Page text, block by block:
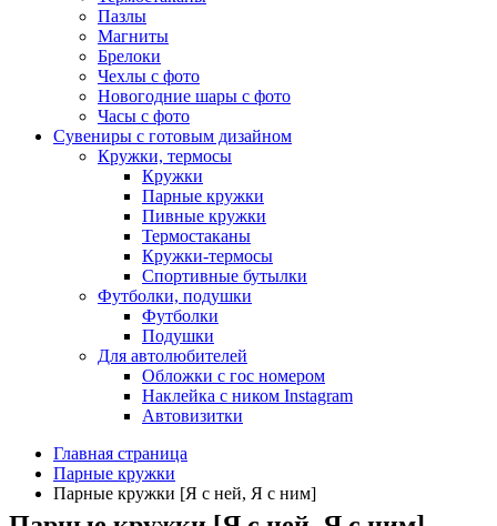
Пазлы
Магниты
Брелоки
Чехлы с фото
Новогодние шары с фото
Часы с фото
Сувениры с готовым дизайном
Кружки, термосы
Кружки
Парные кружки
Пивные кружки
Термостаканы
Кружки-термосы
Спортивные бутылки
Футболки, подушки
Футболки
Подушки
Для автолюбителей
Обложки с гос номером
Наклейка с ником Instagram
Автовизитки
Главная страница
Парные кружки
Парные кружки [Я с ней, Я с ним]